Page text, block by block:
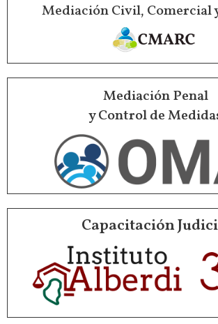
Mediación Civil, Comercial
Mediación Penal
y Control de
Capacitación